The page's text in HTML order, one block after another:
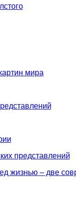
мира
представлений
жизнью – две